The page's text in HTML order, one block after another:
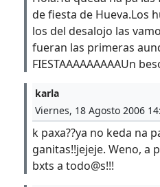
de fiesta de Hueva.Los
los del desalojo las
fueran las primeras
FIESTAAAAAAAAAUn
karla
Viernes, 18 Agosto 2006
k paxa??ya no keda na
ganitas!!jejeje. Weno, a
bxts a todo@s!!!